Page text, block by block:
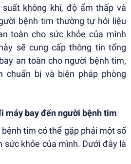
không khí, độ ẩm thấp và
bệnh tim thường tự hỏi liệu
toàn cho sức khỏe của mình
sẽ cung cấp thông tin tổng
an toàn cho người bệnh tim,
chuẩn bị và biện pháp phòng
máy bay đến người bệnh tim
tim có thể gặp phải một số
sức khỏe của mình. Dưới đây là